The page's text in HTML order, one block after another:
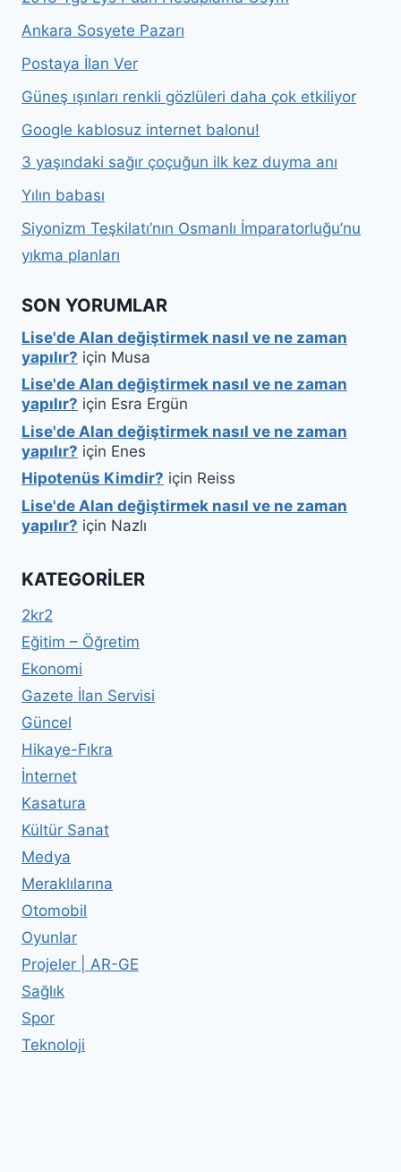
Ankara Sosyete Pazarı
Postaya İlan Ver
Güneş ışınları renkli gözlüleri daha çok etkiliyor
Google kablosuz internet balonu!
3 yaşındaki sağır çoçuğun ilk kez duyma anı
Yılın babası
Siyonizm Teşkilatı’nın Osmanlı İmparatorluğu’nu
yıkma planları
SON YORUMLAR
Lise'de Alan değiştirmek nasıl ve ne zaman
yapılır? için Musa
Lise'de Alan değiştirmek nasıl ve ne zaman
yapılır? için Esra Ergün
Lise'de Alan değiştirmek nasıl ve ne zaman
yapılır? için Enes
Hipotenüs Kimdir? için Reiss
Lise'de Alan değiştirmek nasıl ve ne zaman
yapılır? için Nazlı
KATEGORILER
2kr2
Eğitim – Öğretim
Ekonomi
Gazete İlan Servisi
Güncel
Hikaye-Fıkra
İnternet
Kasatura
Kültür Sanat
Medya
Meraklılarına
Otomobil
Oyunlar
Projeler | AR-GE
Sağlık
Spor
Teknoloji